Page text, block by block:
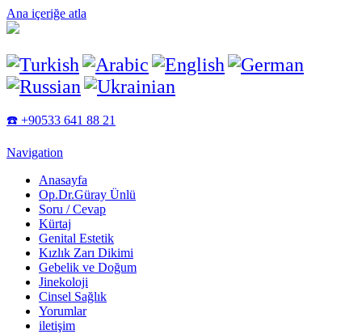
Ana içeriğe atla
☎️ +90533 641 88 21
Navigation
Anasayfa
Op.Dr.Güray Ünlü
Soru / Cevap
Kürtaj
Genital Estetik
Kızlık Zarı Dikimi
Gebelik ve Doğum
Jinekoloji
Cinsel Sağlık
Yorumlar
iletişim